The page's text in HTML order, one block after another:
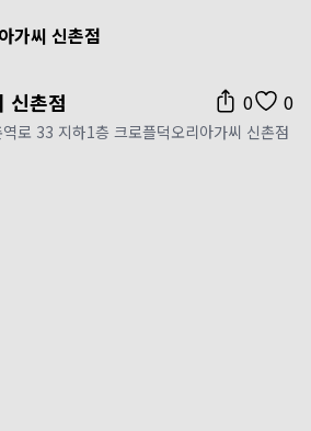
가씨 신촌점
신촌점 0 0
로 33 지하1층 크로플덕오리아가씨 신촌점